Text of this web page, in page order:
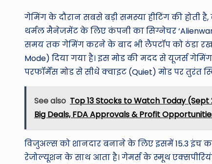
गेमिंग के दौरान सबसे बड़ी समस्या हीटिंग की होती
थर्मल मैनेजमेंट के लिए कंपनी का सिग्नेचर
समय तक गेमिंग करने के बाद भी लैपटॉप को ठंडा
Mode) दिया गया है। इस मोड की मदद से यूजर्स
परफॉर्मेंस मोड से सीधे क्वाइट (Quiet) मोड पर तुरंत
See also Top 13 Stocks to Watch Today
Big Deals, FDA Approvals & Profit
विजुअल्स को शानदार बनाने के लिए इसमें 15.3 इंच का
रेजोल्यूशन के साथ आता है। गेमर्स के स्मूथ